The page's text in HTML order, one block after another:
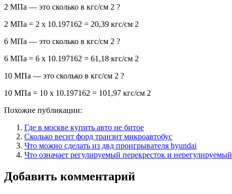
2 МПа — это сколько в кгс/см 2 ?
2 МПа = 2 x 10.197162 = 20,39 кгс/см 2
6 МПа — это сколько в кгс/см 2 ?
6 МПа = 6 x 10.197162 = 61,18 кгс/см 2
10 МПа — это сколько в кгс/см 2 ?
10 МПа = 10 x 10.197162 = 101,97 кгс/см 2
Похожие публикации:
Где в москве купить авто не битое
Сколько весит форд транзит микроавтобус
Что можно сделать из двд проигрывателя hyundai
Что означает регулируемый перекресток и нерегулируемый
Добавить комментарий